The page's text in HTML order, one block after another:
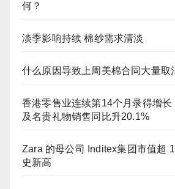
何？
淡季影响持续 棉纱需求清淡
什么原因导致上周美棉合同大量取
香港零售业连续第14个月录得增
及名贵礼物销售同比升20.1%
Zara 的母公司 Inditex集团市值超
史新高